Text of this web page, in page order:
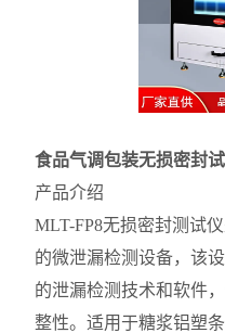
食品气调包装无损密封
产品介绍
MLT-FP8无损密封测试
的微泄漏检测设备，该
的泄漏检测技术和软件
整性。适用于糖浆铝塑